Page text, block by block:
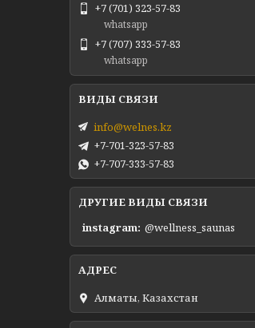
+7 (701) 323-57-83
whatsapp
+7 (707) 333-57-83
whatsapp
info@welnes.kz
+7-701-323-57-83
+7-707-333-57-83
ДРУГИЕ ВИДЫ СВЯЗИ
instagram @wellness_saunas
Алматы, Казахстан